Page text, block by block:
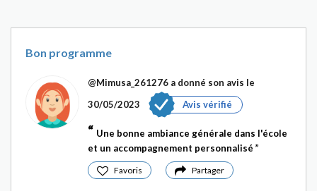
Bon programme
@Mimusa_261276 a donné son avis le
30/05/2023
Avis vérifié
Une bonne ambiance générale dans l'école
et un accompagnement personnalisé
Favoris Partager